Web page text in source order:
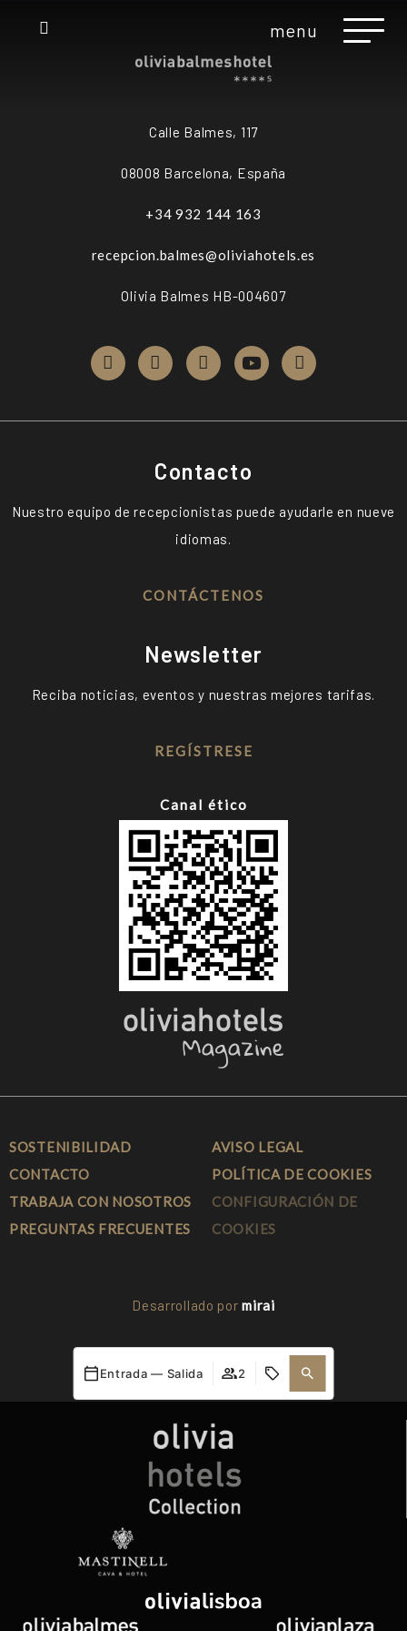
menu
Entrada — Salida 2
Calle Balmes, 117
08008 Barcelona, España
+34 932 144 163
recepcion.balmes@oliviahotels.es
Olivia Balmes HB-004607
Contacto
Nuestro equipo de recepcionistas puede ayudarle en nueve
idiomas.
CONTÁCTENOS
Newsletter
Reciba noticias, eventos y nuestras mejores tarifas.
REGÍSTRESE
Canal ético
SOSTENIBILIDAD
CONTACTO
TRABAJA CON NOSOTROS
PREGUNTAS FRECUENTES
AVISO LEGAL
POLÍTICA DE COOKIES
CONFIGURACIÓN DE
COOKIES
Desarrollado pormirai